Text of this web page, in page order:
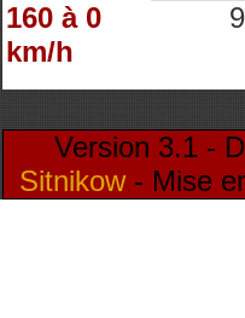
160 à 0
km/h
Version 3.1 -
Sitnikow- Mise